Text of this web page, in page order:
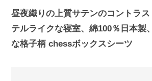
昼夜織りの上質サテンのコントラ
テルライクな寝室、綿100％日本製
な格子柄 chessボックスシーツ